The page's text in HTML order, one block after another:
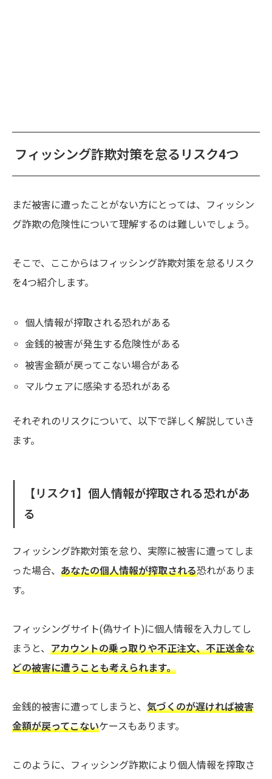
フィッシング詐欺対策を怠るリスク4つ
まだ被害に遭ったことがない方にとっては、フィッシン
グ詐欺の危険性について理解するのは難しいでしょう。
そこで、ここからはフィッシング詐欺対策を怠るリスク
を4つ紹介します。
個人情報が搾取される恐れがある
金銭的被害が発生する危険性がある
被害金額が戻ってこない場合がある
マルウェアに感染する恐れがある
それぞれのリスクについて、以下で詳しく解説していき
ます。
【リスク1】個人情報が搾取される恐れがあ
る
フィッシング詐欺対策を怠り、実際に被害に遭ってしま
った場合、 あなたの個人情報が搾取される恐れがありま
す。
フィッシングサイト(偽サイト)に個人情報を入力してし
まうと、 アカウントの乗っ取りや不正注文、不正送金な
どの被害に遭うことも考えられます。
金銭的被害に遭ってしまうと、 気づくのが遅ければ被害
金額が戻ってこないケースもあります。
このように、フィッシング詐欺により個人情報を搾取さ